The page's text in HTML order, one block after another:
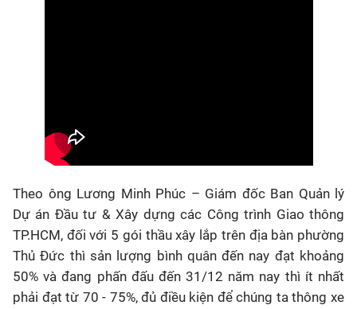
Theo ông Lương Minh Phúc – Giám đốc Ban Quản lý
Dự án Đầu tư & Xây dựng các Công trình Giao thông
TP.HCM, đối với 5 gói thầu xây lắp trên địa bàn phường
Thủ Đức thì sản lượng bình quân đến nay đạt khoảng
50% và đang phấn đấu đến 31/12 năm nay thì ít nhất
phải đạt từ 70 - 75%, đủ điều kiện để chúng ta thông xe